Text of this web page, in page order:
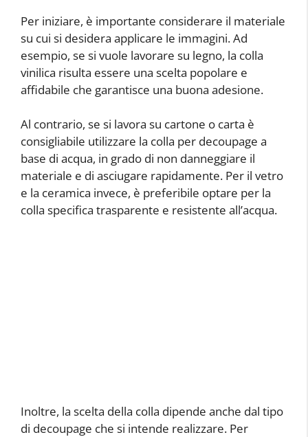
Per iniziare, è importante considerare il materiale
su cui si desidera applicare le immagini. Ad
esempio, se si vuole lavorare su legno, la colla
vinilica risulta essere una scelta popolare e
affidabile che garantisce una buona adesione.
Al contrario, se si lavora su cartone o carta è
consigliabile utilizzare la colla per decoupage a
base di acqua, in grado di non danneggiare il
materiale e di asciugare rapidamente. Per il vetro
e la ceramica invece, è preferibile optare per la
colla specifica trasparente e resistente all’acqua.
Inoltre, la scelta della colla dipende anche dal tipo
di decoupage che si intende realizzare. Per